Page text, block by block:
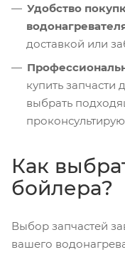
Удобство
доставкой или
купить запчасти
выбрать
Как
бойлера?
Выбор запчастей
вашего